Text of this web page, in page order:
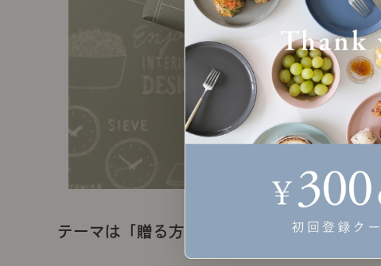
テーマは「贈る方からの丁寧な想い」を。